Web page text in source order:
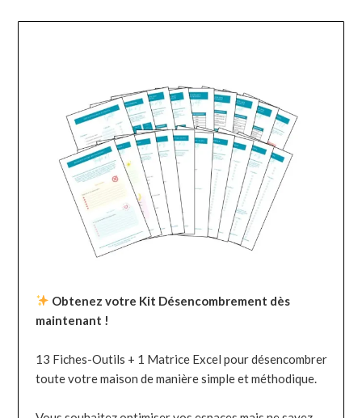
Obtenez votre Kit Désencombrement dès
maintenant !
13 Fiches-Outils + 1 Matrice Excel pour désencombrer
toute votre maison de manière simple et méthodique.